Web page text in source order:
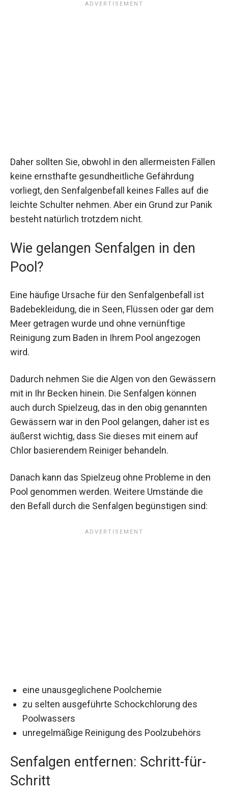
Daher sollten Sie, obwohl in den allermeisten Fällen
keine ernsthafte gesundheitliche Gefährdung
vorliegt, den Senfalgenbefall keines Falles auf die
leichte Schulter nehmen. Aber ein Grund zur Panik
besteht natürlich trotzdem nicht.
Wie gelangen Senfalgen in den
Pool?
Eine häufige Ursache für den Senfalgenbefall ist
Badebekleidung, die in Seen, Flüssen oder gar dem
Meer getragen wurde und ohne vernünftige
Reinigung zum Baden in Ihrem Pool angezogen
wird.
Dadurch nehmen Sie die Algen von den Gewässern
mit in Ihr Becken hinein. Die Senfalgen können
auch durch Spielzeug, das in den obig genannten
Gewässern war in den Pool gelangen, daher ist es
äußerst wichtig, dass Sie dieses mit einem auf
Chlor basierendem Reiniger behandeln.
Danach kann das Spielzeug ohne Probleme in den
Pool genommen werden. Weitere Umstände die
den Befall durch die Senfalgen begünstigen sind:
eine unausgeglichene Poolchemie
zu selten ausgeführte Schockchlorung des
Poolwassers
unregelmäßige Reinigung des Poolzubehörs
Senfalgen entfernen: Schritt-für-
Schritt